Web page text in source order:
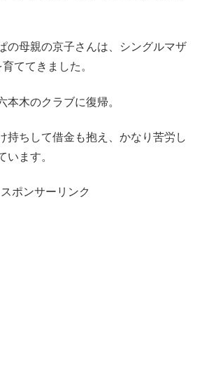
の母親の京子さんは、シングルマザ
ててきました。
本木のクラブに復帰。
持ちして借金も抱え、かなり苦労し
います。
スポンサーリンク